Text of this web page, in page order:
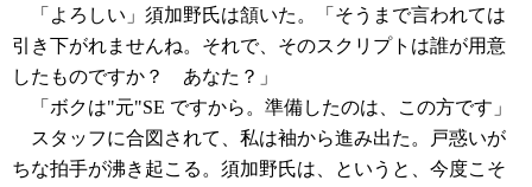
「よろしい」須加野氏は頷いた。「そうまで言われては
引き下がれませんね。それで、そのスクリプトは誰が用意
したものですか？ あなた？」
「ボクは"元"SE ですから。準備したのは、この方です」
スタッフに合図されて、私は袖から進み出た。戸惑いが
ちな拍手が沸き起こる。須加野氏は、というと、今度こそ